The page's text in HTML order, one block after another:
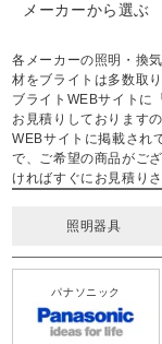
メーカーから選ぶ
各メーカーの照明・換
材をブライトは多数取
ブライトWEBサイトに
お見積りしております
WEBサイトに掲載され
で、ご希望の商品がご
ければすぐにお見積り
照明器具
パナソニック